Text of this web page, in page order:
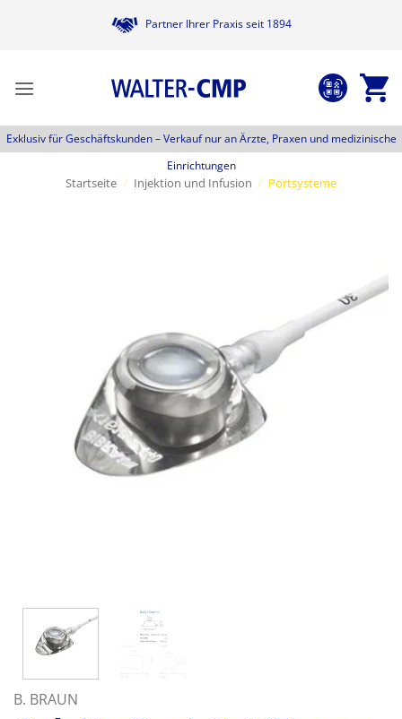
Partner Ihrer Praxis seit 1894
Exklusiv für Geschäftskunden –Verkauf nur an Ärzte, Praxen und medizinische
Einrichtungen
Startseite / Injektion und Infusion / Portsysteme
B. BRAUN